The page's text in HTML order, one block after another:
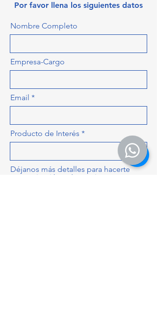
Por favor llena los siguientes datos
Nombre Completo
Empresa-Cargo
Email
Producto de Interés
Déjanos más detalles para hacerte
una cotización más precisa, como